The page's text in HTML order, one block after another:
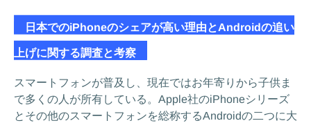
日本でのiPhoneのシェアが高い理由とAndroidの追い
上げに関する調査と考察
スマートフォンが普及し、現在ではお年寄りから子供ま
で多くの人が所有している。Apple社のiPhoneシリーズ
とその他のスマートフォンを総称するAndroidの二つに大